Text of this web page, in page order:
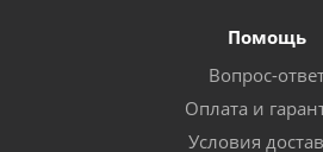
Помощь
Вопрос-
Оплата и
Условия